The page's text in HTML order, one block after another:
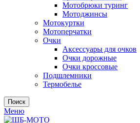
Мотобрюки туринг
Мотоджинсы
Мотокуртки
Мотоперчатки
Очки
Аксессуары для очков
Очки дорожные
Очки кроссовые
Подшлемники
Термобелье
Поиск
Меню